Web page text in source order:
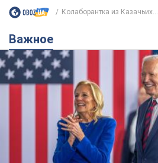
Колаборантка из Казачьих...
Важное